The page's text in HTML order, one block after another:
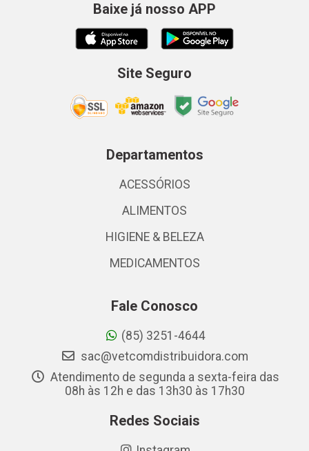
Baixe já nosso APP
Site Seguro
Departamentos
ACESSÓRIOS
ALIMENTOS
HIGIENE & BELEZA
MEDICAMENTOS
Fale Conosco
(85) 3251-4644
sac@vetcomdistribuidora.com
Atendimento de segunda a sexta-feira das
08h às 12h e das 13h30 às 17h30
Redes Sociais